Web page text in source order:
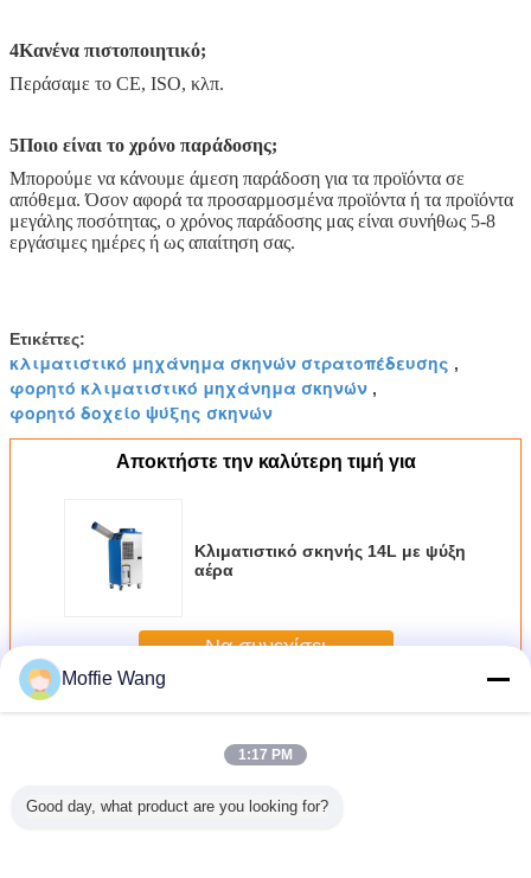
4Κανένα πιστοποιητικό;
Περάσαμε το CE, ISO, κλπ.
5Ποιο είναι το χρόνο παράδοσης;
Μπορούμε να κάνουμε άμεση παράδοση για τα προϊόντα σε
απόθεμα. Όσον αφορά τα προσαρμοσμένα προϊόντα ή τα προϊόντα
μεγάλης ποσότητας, ο χρόνος παράδοσης μας είναι συνήθως 5-8
εργάσιμες ημέρες ή ως απαίτηση σας.
Ετικέττες:
κλιματιστικό μηχάνημα σκηνών στρατοπέδευσης ,
φορητό κλιματιστικό μηχάνημα σκηνών ,
φορητό δοχείο ψύξης σκηνών
Αποκτήστε την καλύτερη τιμή για
Κλιματιστικό σκηνής 14L με ψύξη
αέρα
Να συνεχίσει
ΠερισσότεροιΚλιματιστικό μηχάνημα σκηνών
Moffie Wang
1:17 PM
Good day, what product are you looking for?